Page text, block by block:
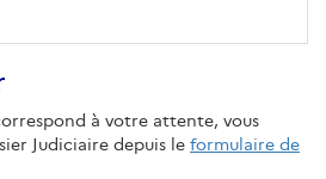
à votre attente, vous
Judiciaire depuis le formulaire de